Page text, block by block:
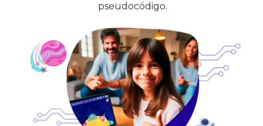
pseudocódigo.